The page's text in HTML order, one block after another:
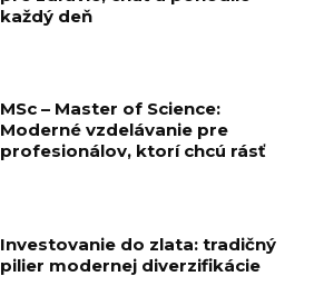
každý deň
MSc – Master of Science:
Moderné vzdelávanie pre
profesionálov, ktorí chcú rásť
Investovanie do zlata: tradičný
pilier modernej diverzifikácie